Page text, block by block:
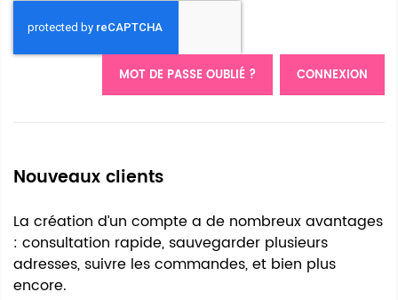
CONNEXION
MOT DE PASSE OUBLIÉ ?
Nouveaux clients
La création d’un compte a de nombreux avantages
: consultation rapide, sauvegarder plusieurs
adresses, suivre les commandes, et bien plus
encore.